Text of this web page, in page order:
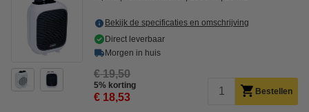
Bekijk de specificaties en omschrijving
Direct leverbaar
Morgen in huis
€ 19,50
5% korting
€ 18,53 Bestellen